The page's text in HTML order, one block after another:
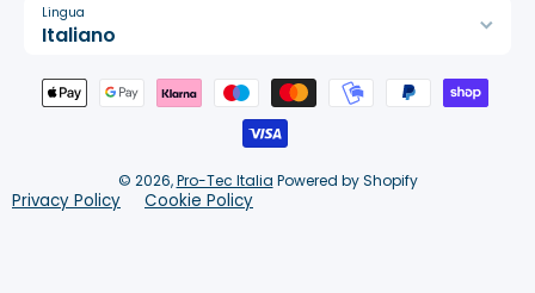
Lingua
Italiano
Metodi di pagamento
© 2026,Pro-Tec Italia Powered by Shopify
Privacy Policy Cookie Policy